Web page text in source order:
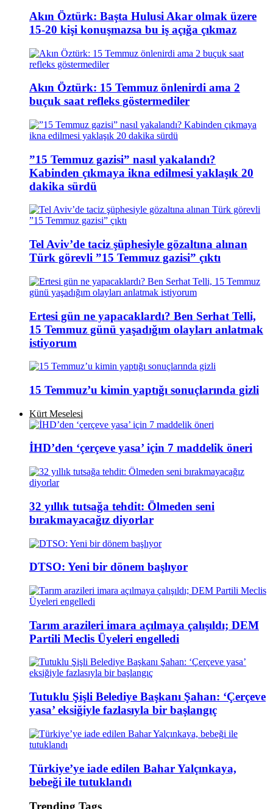
Akın Öztürk: Başta Hulusi Akar olmak üzere
15-20 kişi konuşmazsa bu iş açığa çıkmaz
Akın Öztürk: 15 Temmuz önlenirdi ama 2
buçuk saat refleks göstermediler
”15 Temmuz gazisi” nasıl yakalandı?
Kabinden çıkmaya ikna edilmesi yaklaşık 20
dakika sürdü
Tel Aviv’de taciz şüphesiyle gözaltına alınan
Türk görevli ”15 Temmuz gazisi” çıktı
Ertesi gün ne yapacaklardı? Ben Serhat Telli,
15 Temmuz günü yaşadığım olayları anlatmak
istiyorum
15 Temmuz’u kimin yaptığı sonuçlarında gizli
Kürt Meselesi
İHD’den ‘çerçeve yasa’ için 7 maddelik öneri
32 yıllık tutsağa tehdit: Ölmeden seni
bırakmayacağız diyorlar
DTSO: Yeni bir dönem başlıyor
Tarım arazileri imara açılmaya çalışıldı; DEM
Partili Meclis Üyeleri engelledi
Tutuklu Şişli Belediye Başkanı Şahan: ‘Çerçeve
yasa’ eksiğiyle fazlasıyla bir başlangıç
Türkiye’ye iade edilen Bahar Yalçınkaya,
bebeği ile tutuklandı